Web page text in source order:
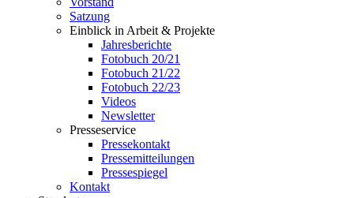
Satzung
Einblick in Arbeit & Projekte
Jahresberichte
Fotobuch 20/21
Fotobuch 21/22
Fotobuch 22/23
Videos
Newsletter
Presseservice
Pressekontakt
Pressemitteilungen
Pressespiegel
Kontakt